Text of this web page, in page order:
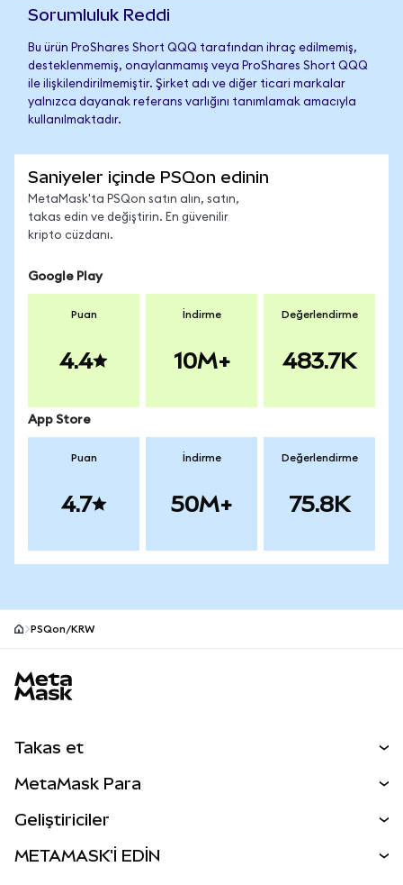
Sorumluluk Reddi
Bu ürün ProShares Short QQQ tarafından ihraç edilmemiş,
desteklenmemiş, onaylanmamış veya ProShares Short QQQ
ile ilişkilendirilmemiştir. Şirket adı ve diğer ticari markalar
yalnızca dayanak referans varlığını tanımlamak amacıyla
kullanılmaktadır.
Saniyeler içinde PSQon edinin
MetaMask'ta PSQon satın alın, satın,
takas edin ve değiştirin. En güvenilir
kripto cüzdanı.
Google Play
Puan
4.4
İndirme
10M+
Değerlendirme
483.7K
App Store
Puan
4.7
İndirme
50M+
Değerlendirme
75.8K
PSQon/KRW
Takas et
Perps
RWA'lar
MetaMask Para
Geliştiriciler
METAMASK'İ EDİN